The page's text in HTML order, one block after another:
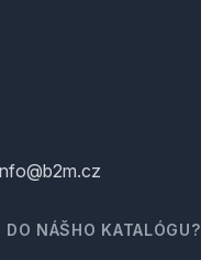
DO NÁŠHO KATALÓGU?